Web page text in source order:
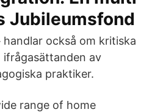
Jubileumsfond
handlar också om kritiska
ifrågasättanden av
praktiker.
range of home